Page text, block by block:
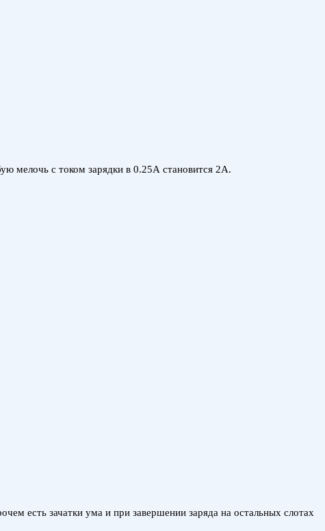
мелочь с током зарядки в 0.25А становится 2А.
есть зачатки ума и при завершении заряда на остальных слотах